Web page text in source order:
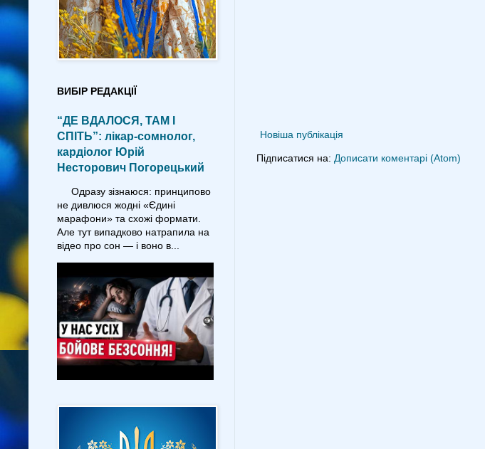
Новіша публікація
Підписатися на: Дописати коментарі (Atom)
ВИБІР РЕДАКЦІЇ
“ДЕ ВДАЛОСЯ, ТАМ І
СПІТЬ”: лікар-сомнолог,
кардіолог Юрій
Несторович Погорецький
Одразу зізнаюся: принципово
не дивлюся жодні «Єдині
марафони» та схожі формати.
Але тут випадково натрапила на
відео про сон — і воно в...